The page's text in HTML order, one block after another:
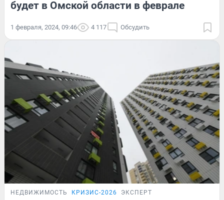
будет в Омской области в феврале
1 февраля, 2024, 09:46 4 117 Обсудить
НЕДВИЖИМОСТЬ КРИЗИС-2026 ЭКСПЕРТ